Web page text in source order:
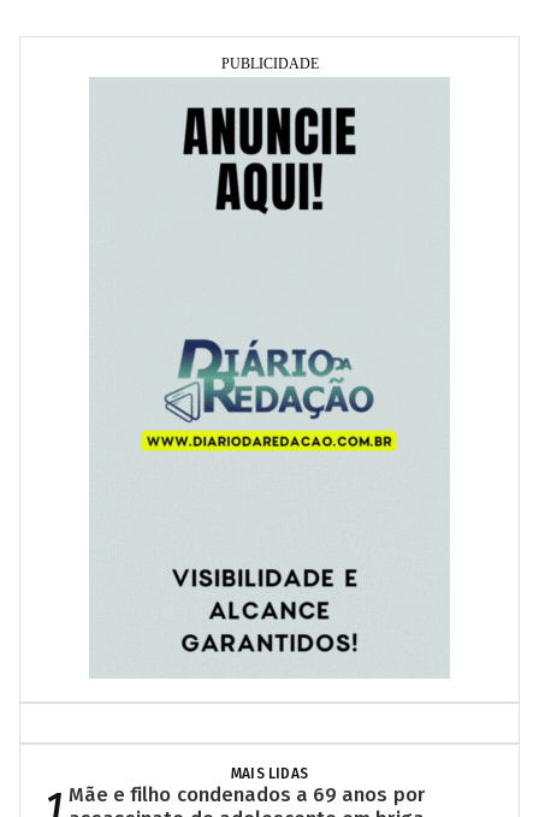
MAIS LIDAS
1 Mãe e filho condenados a 69 anos por